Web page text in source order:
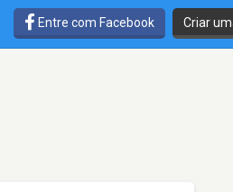
Entre com Facebook Criar